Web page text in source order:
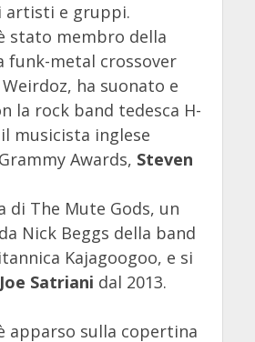
artisti e gruppi.
stato membro della
funk-metal crossover
ha suonato e
la rock band tedesca H-
musicista inglese
Awards, Steven
di The Mute Gods, un
Nick Beggs della band
Kajagoogoo, e si
Joe Satriani dal 2013.
apparso sulla copertina